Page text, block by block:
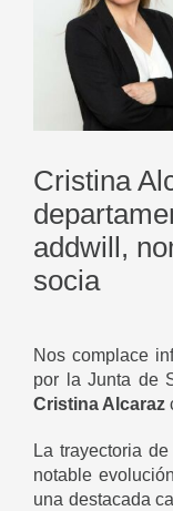
Cristina
addwill,
socia
Nos complace
por la Junta de
Cristina Alcaraz
La trayectoria
notable
una destacada